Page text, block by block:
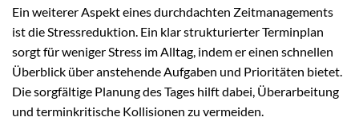
Ein weiterer Aspekt eines durchdachten Zeitmanagements
ist die Stressreduktion. Ein klar strukturierter Terminplan
sorgt für weniger Stress im Alltag, indem er einen schnellen
Überblick über anstehende Aufgaben und Prioritäten bietet.
Die sorgfältige Planung des Tages hilft dabei, Überarbeitung
und terminkritische Kollisionen zu vermeiden.